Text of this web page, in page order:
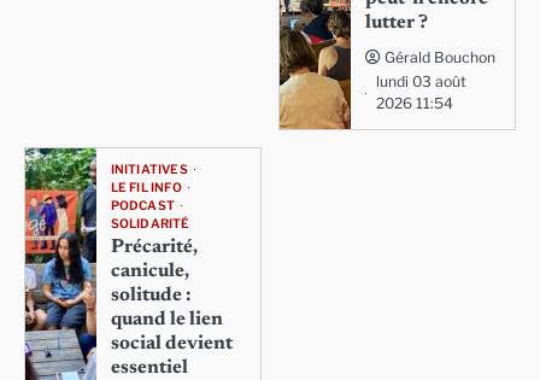
lutter ?
Gérald Bouchon
lundi 03 août
2026 11:54
INITIATIVES
LE FIL INFO
PODCAST
SOLIDARITÉ
Précarité,
canicule,
solitude :
quand le lien
social devient
essentiel